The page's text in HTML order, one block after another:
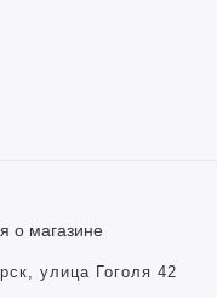
о магазине
улица Гоголя 42